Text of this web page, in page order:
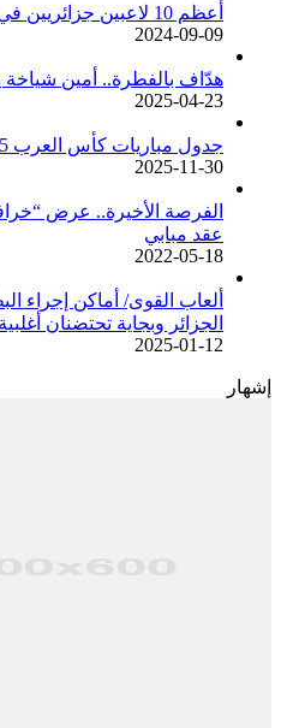
أعظم 10 لاعبين جزائريين في تاريخ كرة القدم
2024-09-09
هدّاف بالفطرة.. أمين شياخة
2025-04-23
جدول مباريات كأس العرب 2025 والقنوات الناقلة المفتوحة
2025-11-30
الفرصة الأخيرة.. عرض
عقد مبابي
2022-05-18
الجزائر وبجاية تحتضنان
2025-01-12
إشهار